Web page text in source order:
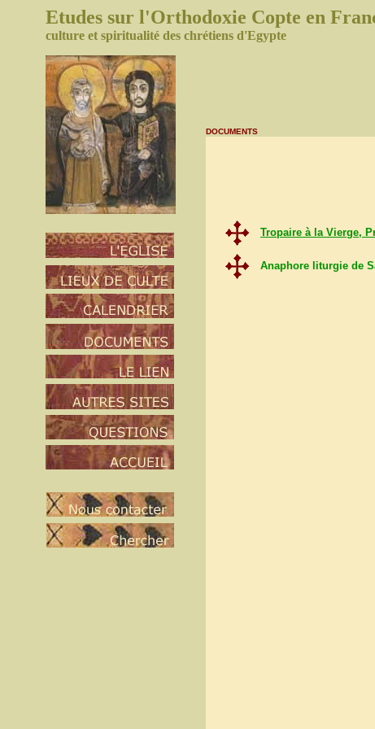
Etudes sur l'Orthodoxie Copte en
culture et spiritualité des chrétiens d'Egypte
DOCUMENTS
Tropaire à la Vierge,
Anaphore liturgie de